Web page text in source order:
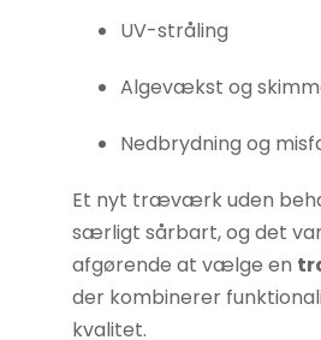
UV-stråling
Algevækst og
Nedbrydning og
Et nyt træværk uden
særligt sårbart, og det
afgørende at vælge en
der kombinerer
kvalitet.
hjemmesiden.
Ved at
dele dine
interesser
adfærd,